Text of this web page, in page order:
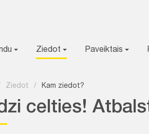
Ziedot Paveiktais
Ziedot / Kam ziedot?
celties!